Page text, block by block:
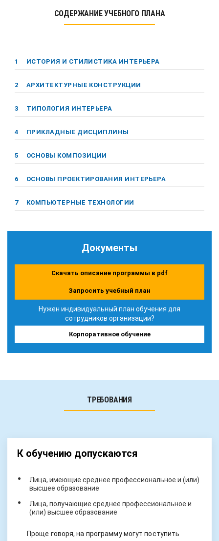
СОДЕРЖАНИЕ УЧЕБНОГО ПЛАНА
ИСТОРИЯ И СТИЛИСТИКА ИНТЕРЬЕРА
1
АРХИТЕКТУРНЫЕ КОНСТРУКЦИИ
2
ТИПОЛОГИЯ ИНТЕРЬЕРА
3
ПРИКЛАДНЫЕ ДИСЦИПЛИНЫ
4
ОСНОВЫ КОМПОЗИЦИИ
5
ОСНОВЫ ПРОЕКТИРОВАНИЯ ИНТЕРЬЕРА
6
КОМПЬЮТЕРНЫЕ ТЕХНОЛОГИИ
7
Документы
Скачать описание программы в pdf
Запросить учебный план
Нужен индивидуальный план обучения для
сотрудников организации?
Корпоративное обучение
ТРЕБОВАНИЯ
К обучению допускаются
Лица, имеющие среднее профессиональное и (или)
высшее образование
Лица, получающие среднее профессиональное и
(или) высшее образование
Проще говоря, на программу могут поступить